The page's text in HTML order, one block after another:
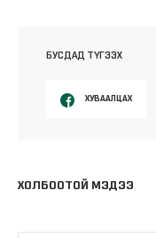
БУСДАД ТҮГЭЭХ
ХУВААЛЦАХ
ХОЛБООТОЙ МЭДЭЭ